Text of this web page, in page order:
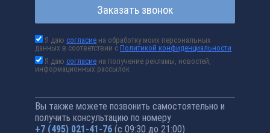
Заказать звонок
Я даюсогласие на обработку моих персональных
данных в соответствии сПолитикой конфиденциальности
Я даюсогласие на получение рекламы, новостей,
информационных рассылок
Вы также можете позвонить самостоятельно и
получить консультацию по номеру
+7 (495) 021-41-76 (с 09:30 до 21:00)